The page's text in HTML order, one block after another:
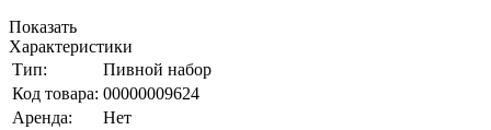
Показать
Характеристики
Тип:
Пивной набор
Код товара: 00000009624
Аренда:
Нет